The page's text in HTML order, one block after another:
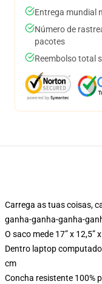
Entrega mundial
Número de
pacotes
Reembolso total
Carrega as tuas coisas,
ganha-ganha-ganha-
O saco mede 17” x 12,5”
Dentro laptop
cm
Concha resistente 100%